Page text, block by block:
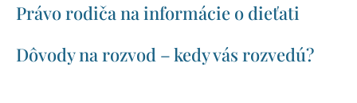
Právo rodiča na informácie o dieťati
Dôvody na rozvod – kedy vás rozvedú?